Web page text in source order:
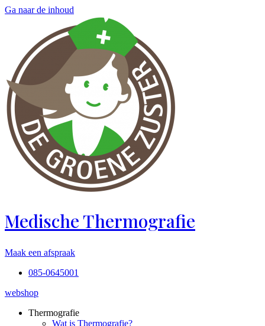
Ga naar de inhoud
Medische Thermografie
Maak een afspraak
085-0645001
webshop
Thermografie
Wat is Thermografie?